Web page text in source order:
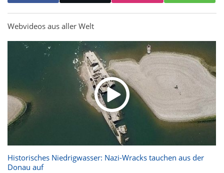
Webvideos aus aller Welt
Historisches Niedrigwasser: Nazi-Wracks tauchen aus der
Donau auf